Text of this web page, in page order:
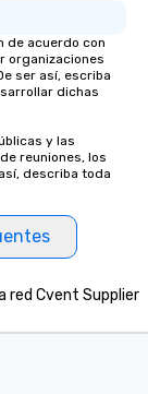
de acuerdo con
organizaciones
ser así, escriba
dichas
y las
reuniones, los
describa toda
red Cvent Supplier